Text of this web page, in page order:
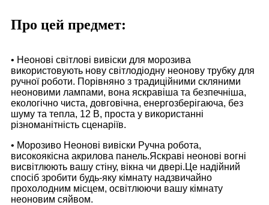
Про цей предмет:
• Неонові світлові вивіски для морозива
використовують нову світлодіодну неонову трубку для
ручної роботи. Порівняно з традиційними скляними
неоновими лампами, вона яскравіша та безпечніша,
екологічно чиста, довговічна, енергозберігаюча, без
шуму та тепла, 12 В, проста у використанні
різноманітність сценаріїв.
• Морозиво Неонові вивіски Ручна робота,
високоякісна акрилова панель.Яскраві неонові вогні
висвітлюють вашу стіну, вікна чи двері.Це надійний
спосіб зробити будь-яку кімнату надзвичайно
прохолодним місцем, освітлюючи вашу кімнату
неоновим сяйвом.